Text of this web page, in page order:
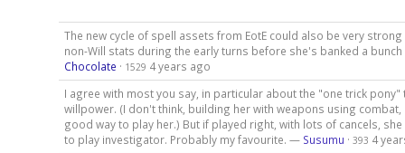
The new cycle of spell assets from EotE could also be very
non-Will stats during the early turns before she's banked a
Chocolate · 1529 4 years ago
I agree with most you say, in particular about the "one trick
willpower. (I don't think, building her with weapons using
good way to play her.) But if played right, with lots of cancels,
to play investigator. Probably my favourite. — Susumu · 393 4